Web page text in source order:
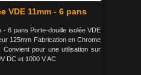
VDE 11mm - 6 pans
- 6 pans Porte-douille isolée VDE
125mm Fabrication en Chrome
Convient pour une utilisation sur
DC et 1000 V AC